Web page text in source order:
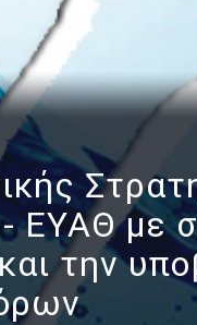
ΕΥΑΘ με
την